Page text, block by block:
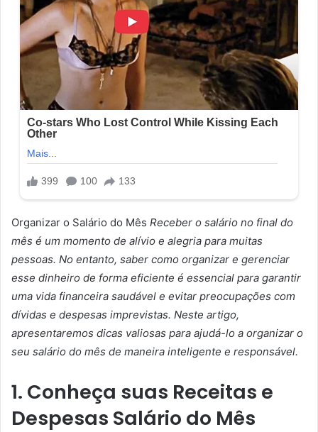
Organizar o Salário do Mês Receber o salário no final do
mês é um momento de alívio e alegria para muitas
pessoas. No entanto, saber como organizar e gerenciar
esse dinheiro de forma eficiente é essencial para garantir
uma vida financeira saudável e evitar preocupações com
dívidas e despesas imprevistas. Neste artigo,
apresentaremos dicas valiosas para ajudá-lo a organizar o
seu salário do mês de maneira inteligente e responsável.
1. Conheça suas Receitas e
Despesas Salário do Mês